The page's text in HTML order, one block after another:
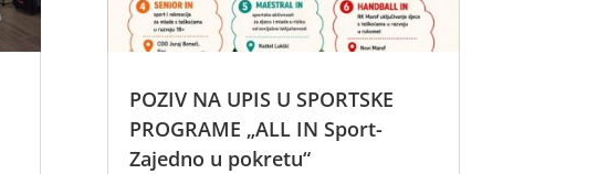
POZIV NA UPIS U SPORTSKE
PROGRAME „ALL IN Sport-
Zajedno u pokretu“